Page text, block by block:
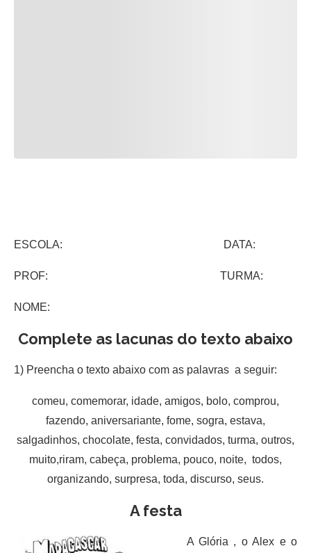
ESCOLA: DATA:
PROF: TURMA:
NOME:
Complete as lacunas do texto abaixo
1) Preencha o texto abaixo com as palavras a seguir:
comeu, comemorar, idade, amigos, bolo, comprou,
fazendo, aniversariante, fome, sogra, estava,
salgadinhos, chocolate, festa, convidados, turma, outros,
muito,riram, cabeça, problema, pouco, noite, todos,
organizando, surpresa, toda, discurso, seus.
A festa
A Glória , o Alex e o